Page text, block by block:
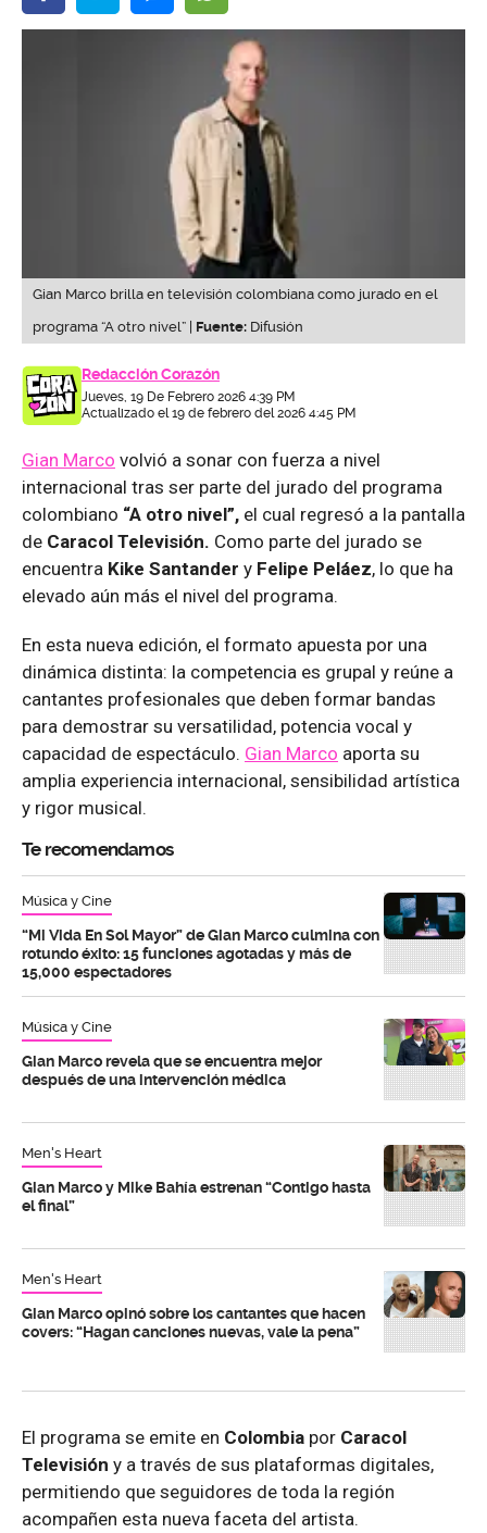
Gian Marco brilla en televisión colombiana como jurado en el
programa “A otro nivel” | Fuente: Difusión
Redacción Corazón
Jueves, 19 De Febrero 2026 4:39 PM
Actualizado el 19 de febrero del 2026 4:45 PM
Gian Marco volvió a sonar con fuerza a nivel
internacional tras ser parte del jurado del programa
colombiano “A otro nivel”, el cual regresó a la pantalla
de Caracol Televisión. Como parte del jurado se
encuentra Kike Santander y Felipe Peláez, lo que ha
elevado aún más el nivel del programa.
En esta nueva edición, el formato apuesta por una
dinámica distinta: la competencia es grupal y reúne a
cantantes profesionales que deben formar bandas
para demostrar su versatilidad, potencia vocal y
capacidad de espectáculo. Gian Marco aporta su
amplia experiencia internacional, sensibilidad artística
y rigor musical.
Te recomendamos
Música y Cine
“Mi Vida En Sol Mayor” de Gian Marco culmina con
rotundo éxito: 15 funciones agotadas y más de
15,000 espectadores
Música y Cine
Gian Marco revela que se encuentra mejor
después de una intervención médica
Men's Heart
Gian Marco y Mike Bahía estrenan “Contigo hasta
el final”
Men's Heart
Gian Marco opinó sobre los cantantes que hacen
covers: “Hagan canciones nuevas, vale la pena”
El programa se emite en Colombia por Caracol
Televisión y a través de sus plataformas digitales,
permitiendo que seguidores de toda la región
acompañen esta nueva faceta del artista.